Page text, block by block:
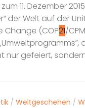
11. Dezember
der Welt auf der
Change (COP21/
nur gefeiert,
/ Weltgeschehen /